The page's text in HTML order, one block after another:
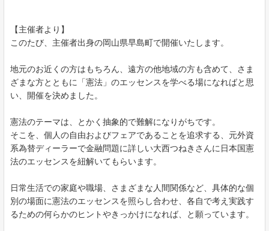
【主催者より】
このたび、主催者出身の岡山県早島町で開催いたします。
地元のお近くの方はもちろん、遠方の他地域の方も含めて、さま
ざまな方とともに「憲法」のエッセンスを学べる場になればと思
い、開催を決めました。
憲法のテーマは、とかく抽象的で難解になりがちです。
そこを、個人の自由およびフェアであることを追求する、元外資
系為替ディーラーで金融問題に詳しい大西つねきさんに日本国憲
法のエッセンスを紐解いてもらいます。
日常生活での家庭や職場、さまざまな人間関係など、具体的な個
別の場面に憲法のエッセンスを照らし合わせ、各自で考え実践す
るための何らかのヒントやきっかけになれば、と願っています。